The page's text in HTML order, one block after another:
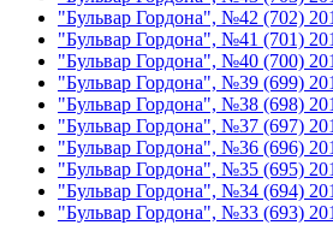
"Бульвар Гордона", №42 (702)
"Бульвар Гордона", №41 (701)
"Бульвар Гордона", №40 (700)
"Бульвар Гордона", №39 (699)
"Бульвар Гордона", №38 (698)
"Бульвар Гордона", №37 (697)
"Бульвар Гордона", №36 (696)
"Бульвар Гордона", №35 (695)
"Бульвар Гордона", №34 (694)
"Бульвар Гордона", №33 (693)